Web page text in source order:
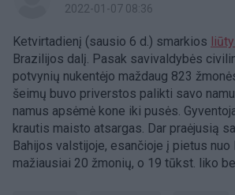
2022-01-07 08:36
Ketvirtadienį (sausio 6 d.) smarkios
Brazilijos dalį. Pasak savivaldybės
potvynių nukentėjo maždaug 823
šeimų buvo priverstos palikti savo
namus apsėmė kone iki pusės.
krautis maisto atsargas. Dar praėjusią
Bahijos valstijoje, esančioje į pietus nuo
mažiausiai 20 žmonių, o 19 tūkst. liko